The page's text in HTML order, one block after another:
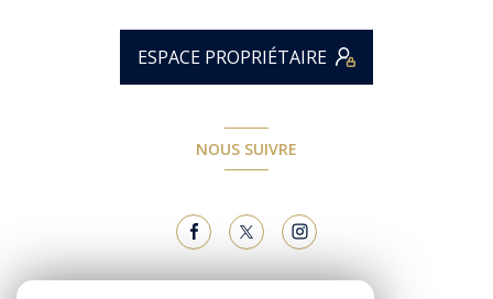
ESPACE PROPRIÉTAIRE
NOUS SUIVRE